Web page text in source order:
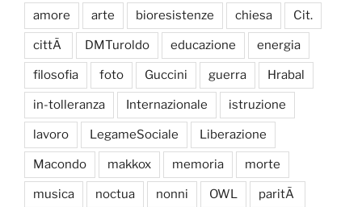
amore arte bioresistenze chiesa Cit.
cittÃ DMTuroldo educazione energia
filosofia foto Guccini guerra Hrabal
in-tolleranza Internazionale istruzione
lavoro LegameSociale Liberazione
Macondo makkox memoria morte
musica noctua nonni OWL paritÃ